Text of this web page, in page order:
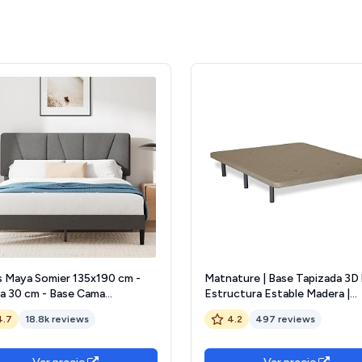
Maya Somier 135x190 cm -
30 cm - Base Cama
Tapizada con Cabecero
de Madera - Montaje
18.8k reviews
Matnature | Base Tapizada 3D l
Estructura Estable Madera |
Bastidor Metálico Super
Resistente | Transpirable
Altura Base + Patas +/- 30 cm
4.2 497 reviews